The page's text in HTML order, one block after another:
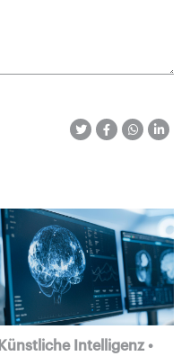
Künstliche Intelligenz